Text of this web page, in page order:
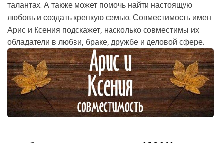
талантах. А также может помочь найти настоящую
любовь и создать крепкую семью. Совместимость имен
Арис и Ксения подскажет, насколько совместимы их
обладатели в любви, браке, дружбе и деловой сфере.